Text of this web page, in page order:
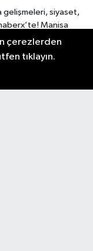
gelişmeleri, siyaset,
Manisa
çerezlerden
tıklayın.